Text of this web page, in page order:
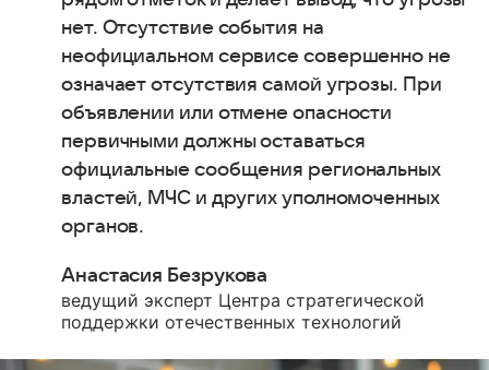
нет. Отсутствие события на
неофициальном сервисе совершенно не
означает отсутствия самой угрозы. При
объявлении или отмене опасности
первичными должны оставаться
официальные сообщения региональных
властей, МЧС и других уполномоченных
органов.
Анастасия Безрукова
ведущий эксперт Центра стратегической
поддержки отечественных технологий